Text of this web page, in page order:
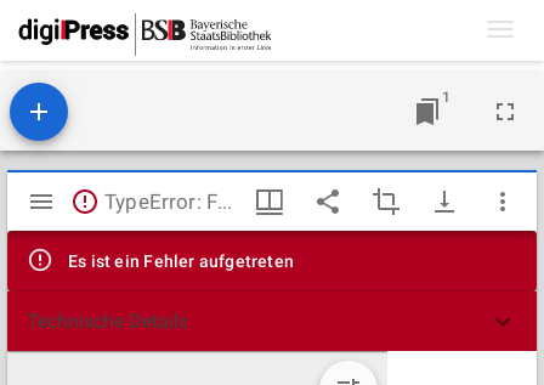
1
Mirador
Viewer
TypeError: Failed to fetch
Es ist ein Fehler aufgetreten
Technische Details